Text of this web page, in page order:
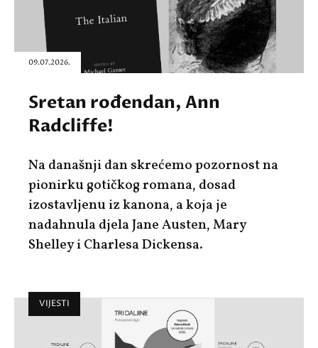
09.07.2026.
Sretan rođendan, Ann
Radcliffe!
Na današnji dan skrećemo pozornost na
pionirku gotičkog romana, dosad
izostavljenu iz kanona, a koja je
nadahnula djela Jane Austen, Mary
Shelley i Charlesa Dickensa.
VIJESTI